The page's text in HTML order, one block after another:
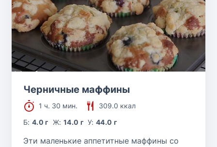
Черничные маффины
1 ч. 30 мин.
309.0 ккал
Б:4.0 г Ж: 14.0 г У:44.0 г
Эти маленькие аппетитные маффины со